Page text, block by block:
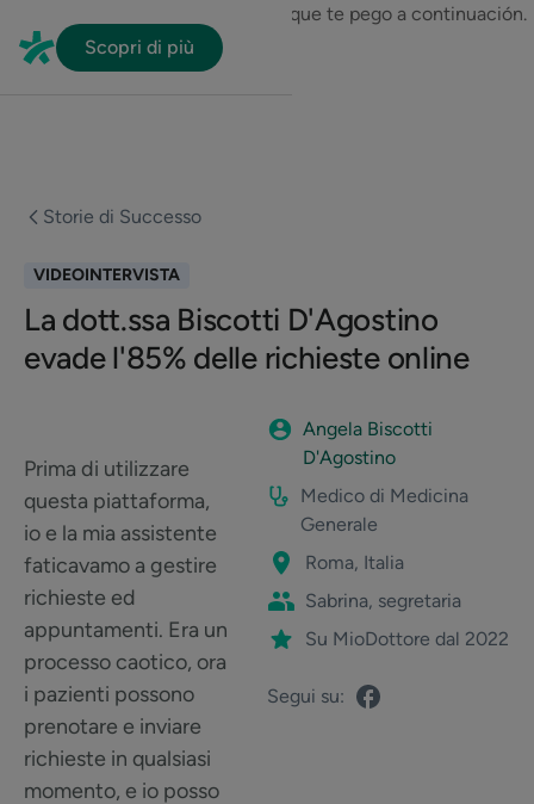
Scopri di più
En HubSpot tenemos otro código que te pego a continuación.
Storie di Successo
VIDEOINTERVISTA
La dott.ssa Biscotti D'Agostino
evade l'85% delle richieste online
Prima di utilizzare
questa piattaforma,
io e la mia assistente
faticavamo a gestire
richieste ed
appuntamenti. Era un
processo caotico, ora
i pazienti possono
prenotare e inviare
richieste in qualsiasi
momento, e io posso
Angela Biscotti
D'Agostino
Medico di Medicina
Generale
Roma, Italia
Sabrina, segretaria
Su MioDottore dal 2022
Segui su: